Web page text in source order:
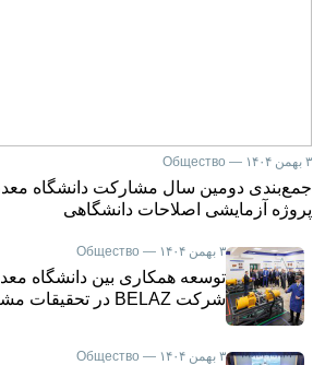
۳ بهمن ۱۴۰۴ — Общество
جمع‌بندی دومین سال مشارکت دانشگاه
پروژه آزمایشی اصلاحات دانشگاهی
۳ بهمن ۱۴۰۴ — Общество
توسعه همکاری بین دانشگاه
شرکت BELAZ در تحقیقات مشترک هوش مصنوعی
۳ بهمن ۱۴۰۴ — Общество